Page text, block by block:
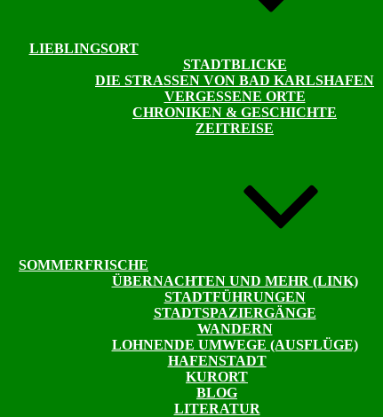
LIEBLINGSORT
STADTBLICKE
DIE STRASSEN VON BAD KARLSHAFEN
VERGESSENE ORTE
CHRONIKEN & GESCHICHTE
ZEITREISE
SOMMERFRISCHE
ÜBERNACHTEN UND MEHR (LINK)
STADTFÜHRUNGEN
STADTSPAZIERGÄNGE
WANDERN
LOHNENDE UMWEGE (AUSFLÜGE)
HAFENSTADT
KURORT
BLOG
LITERATUR